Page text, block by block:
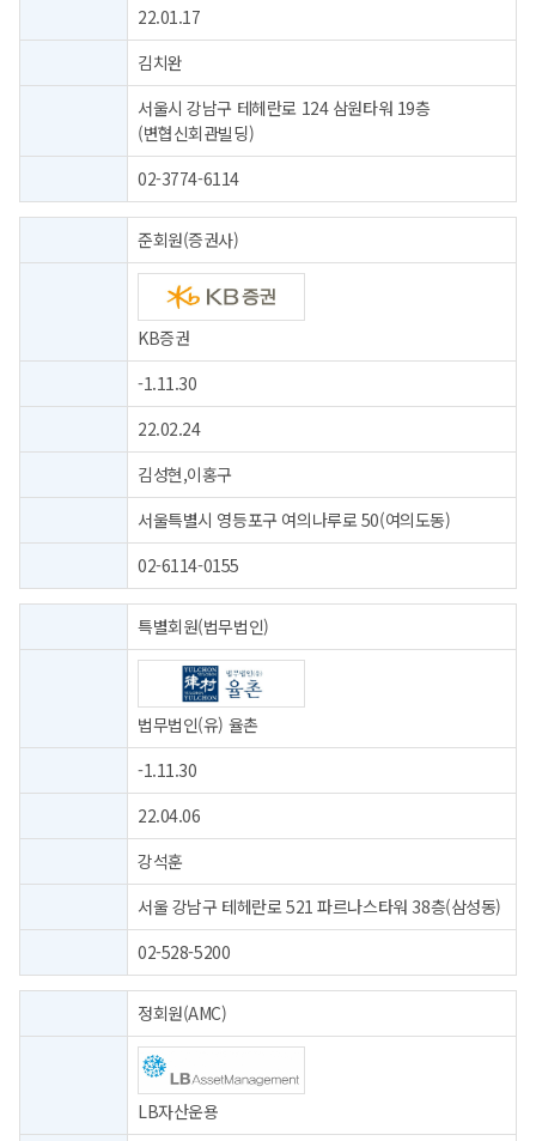
22.01.17
김치완
서울시 강남구 테헤란로 124 삼원타워 19층
(변협신회관빌딩)
02-3774-6114
준회원(증권사)
KB증권
-1.11.30
22.02.24
김성현,이홍구
서울특별시 영등포구 여의나루로 50(여의도동)
02-6114-0155
특별회원(법무법인)
법무법인(유) 율촌
-1.11.30
22.04.06
강석훈
서울 강남구 테헤란로 521 파르나스타워 38층(삼성동)
02-528-5200
정회원(AMC)
LB자산운용